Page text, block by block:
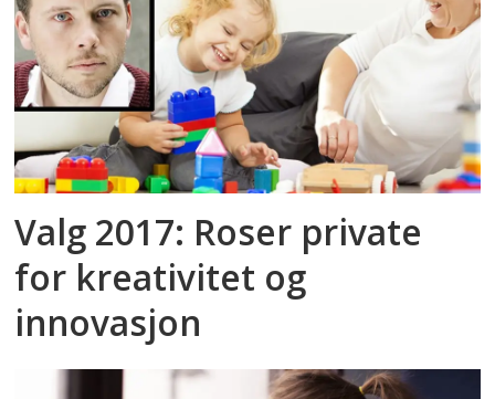
Valg 2017: Roser private
for kreativitet og
innovasjon